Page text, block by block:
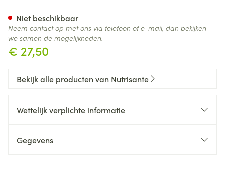
€ 27,50
Niet beschikbaar
Neem contact op met ons via telefoon of e-mail, dan bekijken
we samen de mogelijkheden.
Bekijk alle producten van Nutrisante
Wettelijk verplichte informatie
Gegevens